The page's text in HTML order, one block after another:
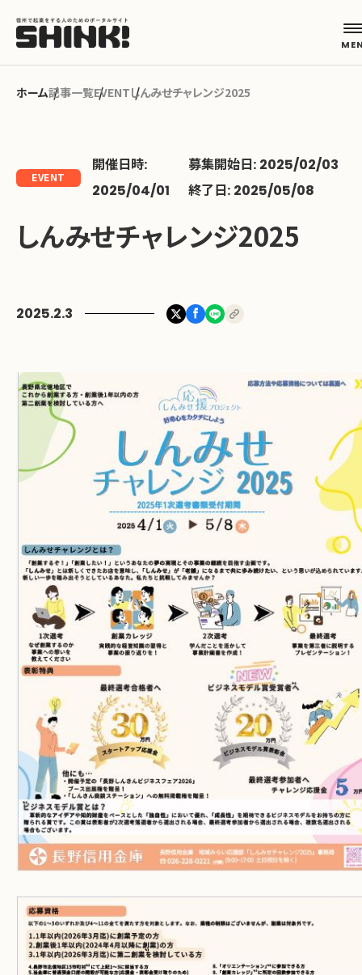
起業フェーズから探す
地域から探す
お問い合わせ
記事一覧EVENTしんみせチャレンジ2025
EVENT
開催日時:
2025/04/01
募集開始日: 2025/02/03
終了日: 2025/05/08
しんみせチャレンジ2025
2025.2.3